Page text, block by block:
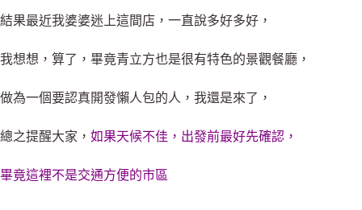
結果最近我婆婆迷上這間店，一直說多好多好，
我想想，算了，畢竟青立方也是很有特色的景觀餐廳，
做為一個要認真開發懶人包的人，我還是來了，
總之提醒大家， 如果天候不佳，出發前最好先確認，
畢竟這裡不是交通方便的市區